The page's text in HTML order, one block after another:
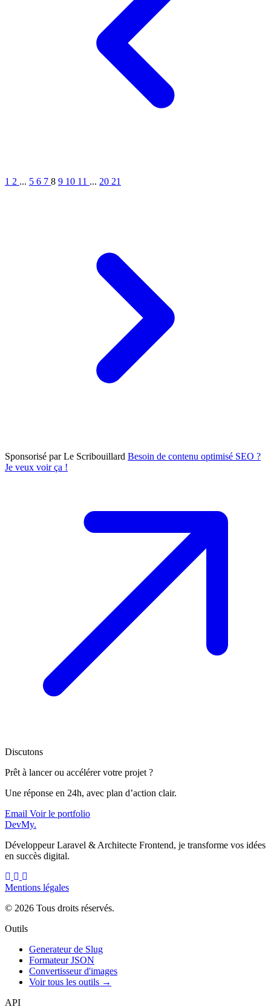
1 2 ... 5 6 7 8 9 10 11 ... 20 21
Sponsorisé par Le Scribouillard Besoin de contenu optimisé SEO ?
Je veux voir ça !
Discutons
Prêt à lancer ou accélérer votre projet ?
Une réponse en 24h, avec plan d’action clair.
Email Voir le portfolio
DevMy.
Développeur Laravel & Architecte Frontend, je transforme vos idées
en succès digital.
Mentions légales
© 2026 Tous droits réservés.
Outils
Generateur de Slug
Formateur JSON
Convertisseur d'images
Voir tous les outils →
API